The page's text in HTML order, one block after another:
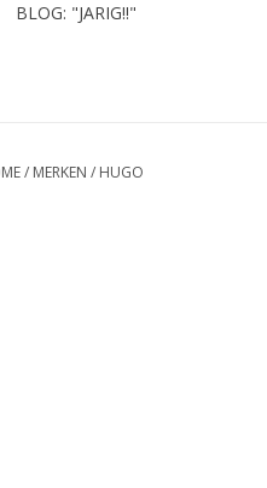
BLOG: "JARIG!!"
/ MERKEN / HUGO